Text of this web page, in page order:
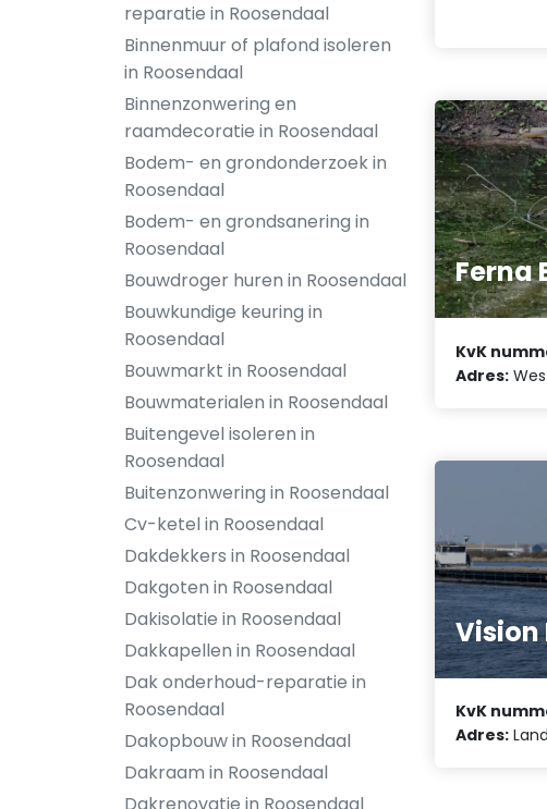
reparatie in Roosendaal
Binnenmuur of plafond isoleren
in Roosendaal
Binnenzonwering en
raamdecoratie in Roosendaal
Bodem- en grondonderzoek in
Roosendaal
Bodem- en grondsanering in
Roosendaal
Bouwdroger huren in Roosendaal
Bouwkundige keuring in
Roosendaal
Bouwmarkt in Roosendaal
Bouwmaterialen in Roosendaal
Buitengevel isoleren in
Roosendaal
Buitenzonwering in Roosendaal
Cv-ketel in Roosendaal
Dakdekkers in Roosendaal
Dakgoten in Roosendaal
Dakisolatie in Roosendaal
Dakkapellen in Roosendaal
Dak onderhoud-reparatie in
Roosendaal
Dakopbouw in Roosendaal
Dakraam in Roosendaal
Ferna
KvK
Adres:
Vision
KvK
Adres: